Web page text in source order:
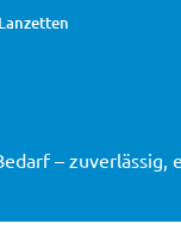
Lanzetten
–